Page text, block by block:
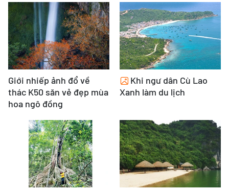
Giới nhiếp ảnh đổ về
thác K50 săn vẻ đẹp mùa
hoa ngô đồng
Khi ngư dân Cù Lao
Xanh làm du lịch